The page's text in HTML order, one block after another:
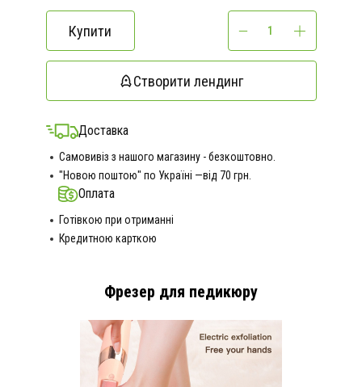
Купити
Створити лендинг
Доставка
Самовивіз з нашого магазину - безкоштовно.
"Новою поштою" по Україні —від 70 грн.
Оплата
Готівкою при отриманні
Кредитною карткою
Фрезер для педикюру